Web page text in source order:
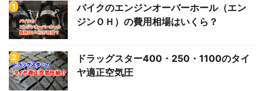
バイクのエンジンオーバーホール（エン
ジンＯＨ）の費用相場はいくら？
ドラッグスター400・250・1100のタイ
ヤ適正空気圧